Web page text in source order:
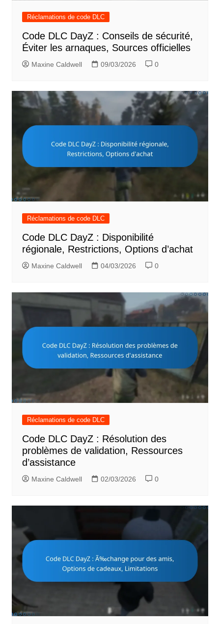
Réclamations de code DLC
Code DLC DayZ : Conseils de sécurité,
Éviter les arnaques, Sources officielles
Maxine Caldwell 09/03/2026 0
Réclamations de code DLC
Code DLC DayZ : Disponibilité
régionale, Restrictions, Options d’achat
Maxine Caldwell 04/03/2026 0
Réclamations de code DLC
Code DLC DayZ : Résolution des
problèmes de validation, Ressources
d’assistance
Maxine Caldwell 02/03/2026 0